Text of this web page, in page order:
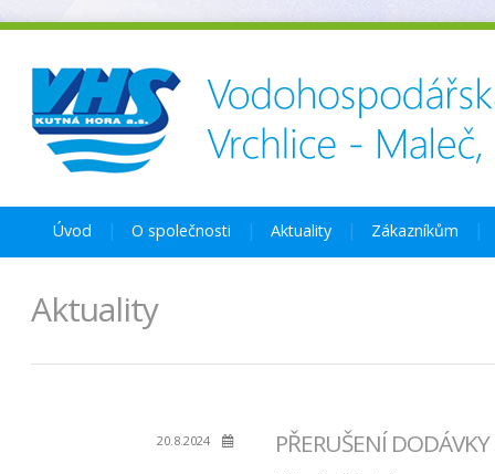
Úvod O společnosti Aktuality Zákazníkům
Aktuality
20.8.2024 PŘERUŠENÍ